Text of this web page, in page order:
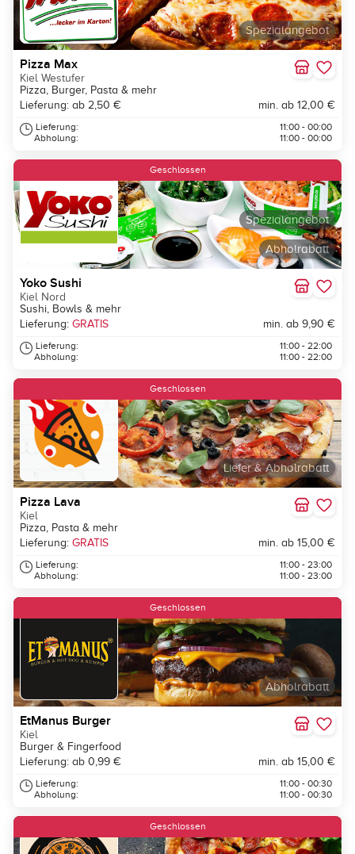
Spezialangebot
Pizza Max
Kiel Westufer
Pizza, Burger, Pasta & mehr
Lieferung: ab 2,50 €
min. ab 12,00 €
Lieferung:
Abholung:
11:00 - 00:00
11:00 - 00:00
Abholrabatt
Spezialangebot
Geschlossen
Yoko Sushi
Kiel Nord
Sushi, Bowls & mehr
Lieferung: GRATIS min. ab 9,90 €
Lieferung:
Abholung:
11:00 - 22:00
11:00 - 22:00
Liefer & Abholrabatt
Geschlossen
Pizza Lava
Kiel
Pizza, Pasta & mehr
Lieferung: GRATIS min. ab 15,00 €
Lieferung:
Abholung:
11:00 - 23:00
11:00 - 23:00
Abholrabatt
Geschlossen
EtManus Burger
Kiel
Burger & Fingerfood
Lieferung: ab 0,99 €
min. ab 15,00 €
Lieferung:
Abholung:
11:00 - 00:30
11:00 - 00:30
Geschlossen